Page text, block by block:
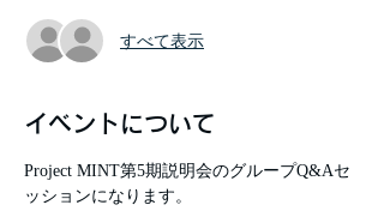
すべて表示
イベントについて
Project MINT第5期説明会のグループQ&Aセ
ッションになります。